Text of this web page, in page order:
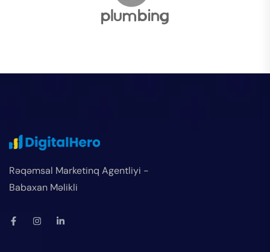
Rəqəmsal Marketinq Agentliyi -
Babaxan Məlikli